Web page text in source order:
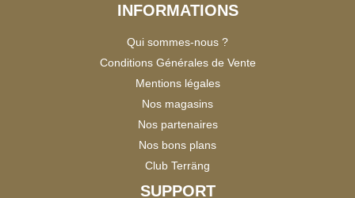
INFORMATIONS
Qui sommes-nous ?
Conditions Générales de Vente
Mentions légales
Nos magasins
Nos partenaires
Nos bons plans
Club Terräng
SUPPORT